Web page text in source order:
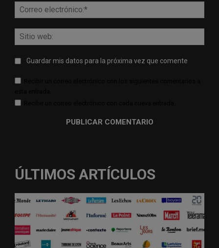
Guardar mis datos para la próxima vez que comente
ÚLTIMOS ARTÍCULOS